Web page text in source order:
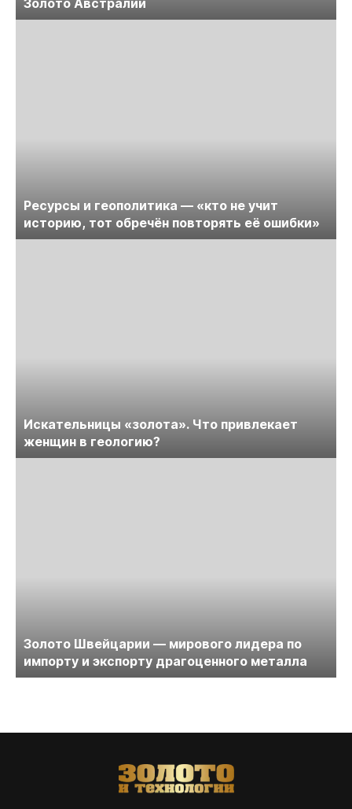
Золото Австралии
Ресурсы и геополитика — «кто не учит
историю, тот обречён повторять её ошибки»
Искательницы «золота». Что привлекает
женщин в геологию?
Золото Швейцарии — мирового лидера по
импорту и экспорту драгоценного металла